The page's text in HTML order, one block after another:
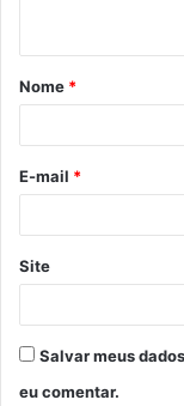
á
r
*
Nome *
E-mail *
Site
Salvar meus
eu comentar.